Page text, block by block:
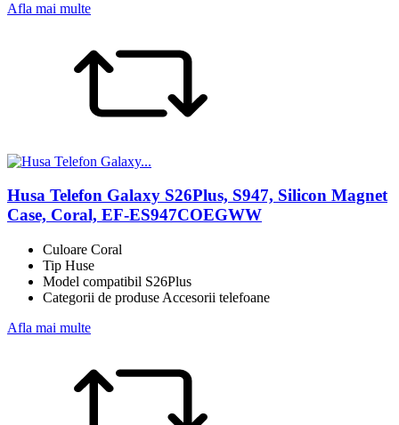
Afla mai multe
Husa Telefon Galaxy S26Plus, S947, Silicon Magnet
Case, Coral, EF-ES947COEGWW
Culoare Coral
Tip Huse
Model compatibil S26Plus
Categorii de produse Accesorii telefoane
Afla mai multe